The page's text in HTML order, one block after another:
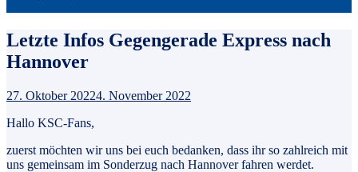
Letzte Infos Gegengerade Express nach
Hannover
27. Oktober 20224. November 2022
Hallo KSC-Fans,
zuerst möchten wir uns bei euch bedanken, dass ihr so zahlreich mit
uns gemeinsam im Sonderzug nach Hannover fahren werdet.